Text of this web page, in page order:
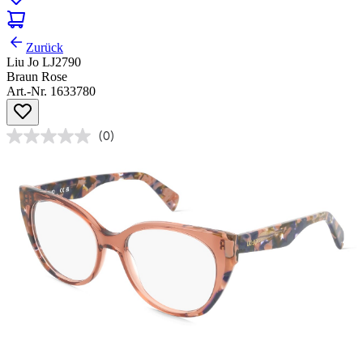
Zurück
Liu Jo LJ2790
Braun Rose
Art.-Nr. 1633780
(0)